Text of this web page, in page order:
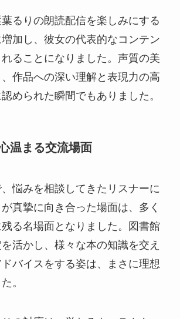
るりの朗読配信を楽しみにする
加し、彼女の代表的なコンテン
ることになりました。声質の美
作品への深い理解と表現力の高
められた瞬間でもありました。
温まる交流場面
悩みを相談してきたリスナーに
真摯に向き合った場面は、多く
る名場面となりました。図書館
活かし、様々な本の知識を交え
バイスをする姿は、まさに理想
。